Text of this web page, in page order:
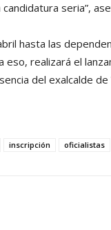
seria”,
hasta las
realizará el
del exalcalde de
inscripción oficialistas